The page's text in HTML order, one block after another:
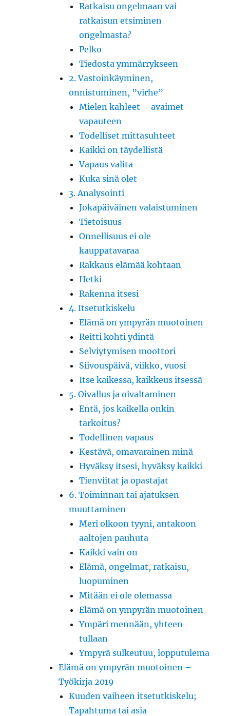
Ratkaisu ongelmaan vai
ratkaisun etsiminen
ongelmasta?
Pelko
Tiedosta ymmärrykseen
2. Vastoinkäyminen,
onnistuminen, ”virhe”
Mielen kahleet – avaimet
vapauteen
Todelliset mittasuhteet
Kaikki on täydellistä
Vapaus valita
Kuka sinä olet
3. Analysointi
Jokapäiväinen valaistuminen
Tietoisuus
Onnellisuus ei ole
kauppatavaraa
Rakkaus elämää kohtaan
Hetki
Rakenna itsesi
4. Itsetutkiskelu
Elämä on ympyrän muotoinen
Reitti kohti ydintä
Selviytymisen moottori
Siivouspäivä, viikko, vuosi
Itse kaikessa, kaikkeus itsessä
5. Oivallus ja oivaltaminen
Entä, jos kaikella onkin
tarkoitus?
Todellinen vapaus
Kestävä, omavarainen minä
Hyväksy itsesi, hyväksy kaikki
Tienviitat ja opastajat
6. Toiminnan tai ajatuksen
muuttaminen
Meri olkoon tyyni, antakoon
aaltojen pauhuta
Kaikki vain on
Elämä, ongelmat, ratkaisu,
luopuminen
Mitään ei ole olemassa
Elämä on ympyrän muotoinen
Ympäri mennään, yhteen
tullaan
Ympyrä sulkeutuu, lopputulema
Elämä on ympyrän muotoinen –
Työkirja 2019
Kuuden vaiheen itsetutkiskelu;
Tapahtuma tai asia